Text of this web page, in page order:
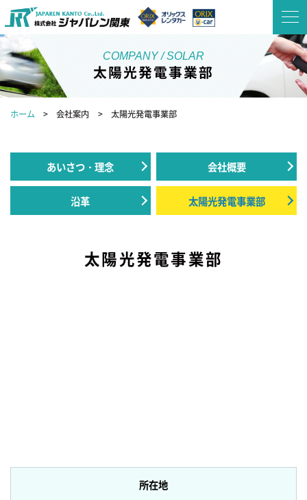
太陽光発電事業部
ホーム 会社案内 太陽光発電事業部
あいさつ・理念 会社概要
沿革 太陽光発電事業部
太陽光発電事業部
所在地